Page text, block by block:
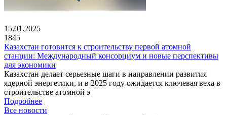
15.01.2025
1845
Казахстан готовится к строительству первой атомной
станции: Международный консорциум и новые перспективы
для экономики
Казахстан делает серьезные шаги в направлении развития
ядерной энергетики, и в 2025 году ожидается ключевая веха в
строительстве атомной э
Подробнее
Все новости